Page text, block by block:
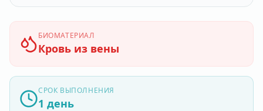
БИОМАТЕРИАЛ
Кровь из вены
СРОК ВЫПОЛНЕНИЯ
1 день